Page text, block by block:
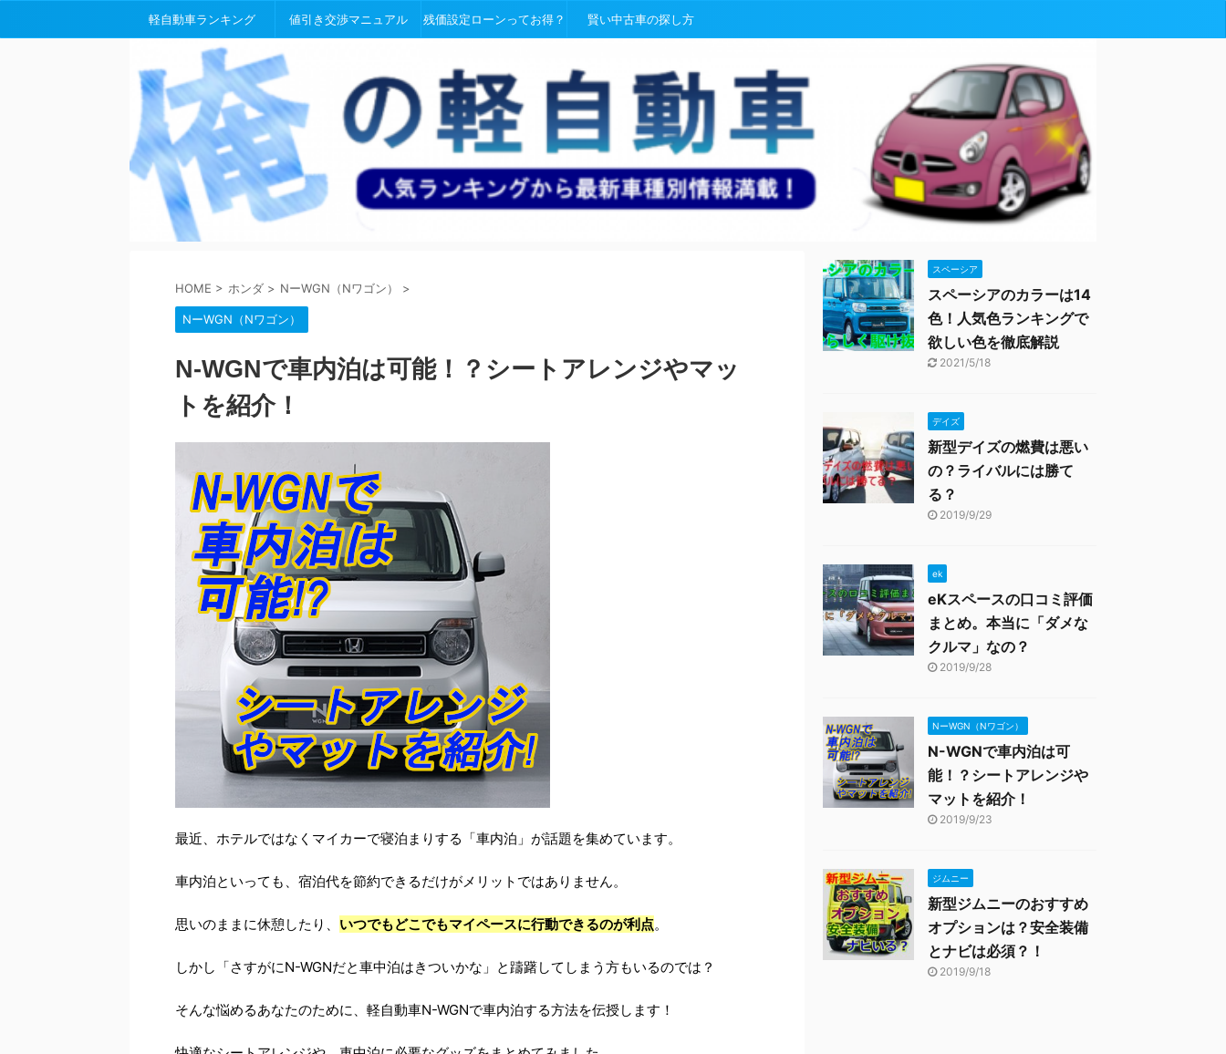
軽自動車ランキング 値引き交渉マニュアル 残価設定ローンってお得？ 賢い中古車の探し方
HOME > ホンダ > NーWGN（Nワゴン） >
NーWGN（Nワゴン）
N-WGNで車内泊は可能！？シートアレンジやマッ
トを紹介！
最近、ホテルではなくマイカーで寝泊まりする「車内泊」が話題を集めています。
車内泊といっても、宿泊代を節約できるだけがメリットではありません。
思いのままに休憩したり、 いつでもどこでもマイペースに行動できるのが利点。
しかし「さすがにN-WGNだと車中泊はきついかな」と躊躇してしまう方もいるのでは？
そんな悩めるあなたのために、軽自動車N-WGNで車内泊する方法を伝授します！
スペーシア
スペーシアのカラーは14
色！人気色ランキングで
欲しい色を徹底解説
2021/5/18
デイズ
新型デイズの燃費は悪い
の？ライバルには勝て
る？
2019/9/29
ek
eKスペースの口コミ評価
まとめ。本当に「ダメな
クルマ」なの？
2019/9/28
NーWGN（Nワゴン）
N-WGNで車内泊は可
能！？シートアレンジや
マットを紹介！
2019/9/23
ジムニー
新型ジムニーのおすすめ
オプションは？安全装備
とナビは必須？！
2019/9/18